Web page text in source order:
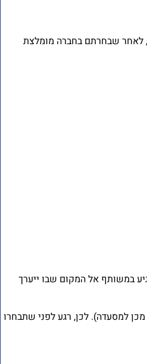
לאחר שבחרתם בחברה מומלצת
במשותף אל המקום שבו ייערך
למסעדה). לכן, רגע לפני שתבחרו